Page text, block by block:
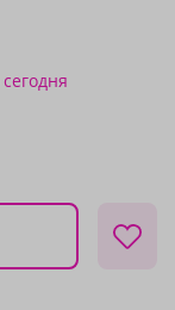
сегодня